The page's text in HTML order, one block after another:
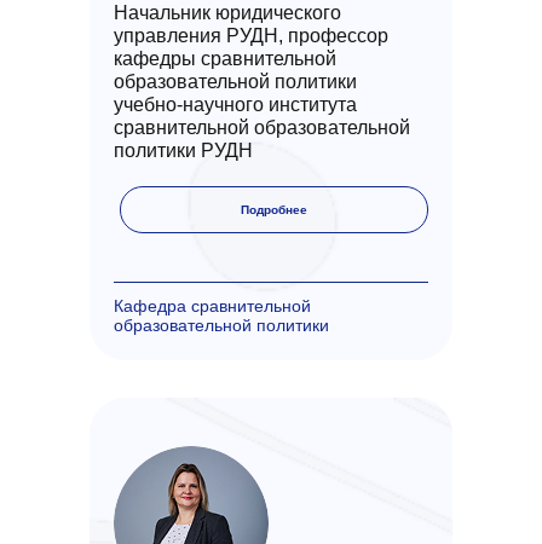
Начальник юридического
управления РУДН, профессор
кафедры сравнительной
образовательной политики
учебно-научного института
сравнительной образовательной
политики РУДН
Кафедра сравнительной
образовательной политики
Подробнее
1995, РУДН